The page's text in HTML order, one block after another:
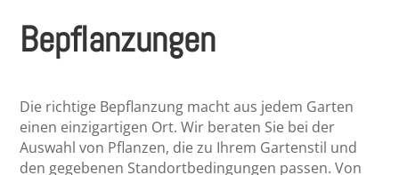
Bepflanzungen
Die richtige Bepflanzung macht aus jedem Garten
einen einzigartigen Ort. Wir beraten Sie bei der
Auswahl von Pflanzen, die zu Ihrem Gartenstil und
den gegebenen Standortbedingungen passen. Von